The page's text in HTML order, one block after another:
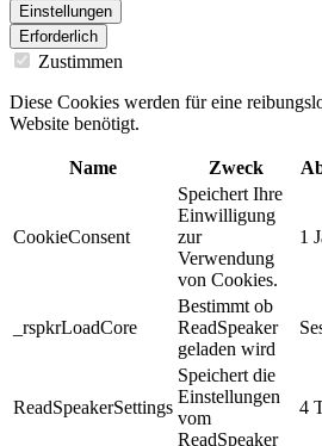
Einstellungen
Erforderlich
Zustimmen
Diese Cookies werden für eine
Website benötigt.
Name Zweck
CookieConsent
Speichert Ihre
Einwilligung
zur
Verwendung
von Cookies.
1
_rspkrLoadCore
Bestimmt ob
ReadSpeaker
geladen wird
ReadSpeakerSettings
Speichert die
Einstellungen
vom
ReadSpeaker
4